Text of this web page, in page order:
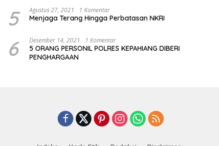
5 Agustus 27, 2021 1 Komentar
Menjaga Terang Hingga Perbatasan NKRI
6 Desember 14, 2021 1 Komentar
5 ORANG PERSONIL POLRES KEPAHIANG DIBERI
PENGHARGAAN